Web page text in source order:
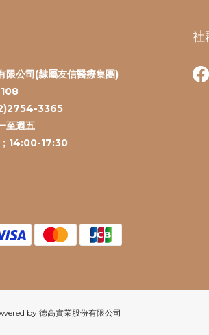
限公司(隸屬友信醫療集團)
3365
至週五
14:00-17:30
社
by 德高實業股份有限公司